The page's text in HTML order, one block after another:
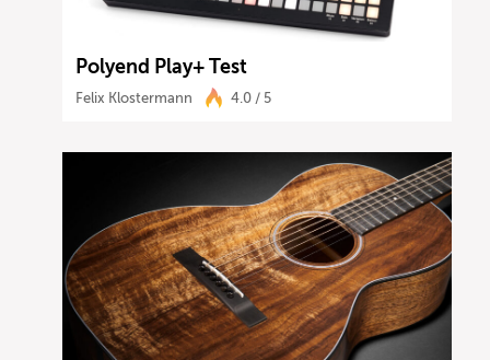
Polyend Play+ Test
Felix Klostermann 4.0 / 5